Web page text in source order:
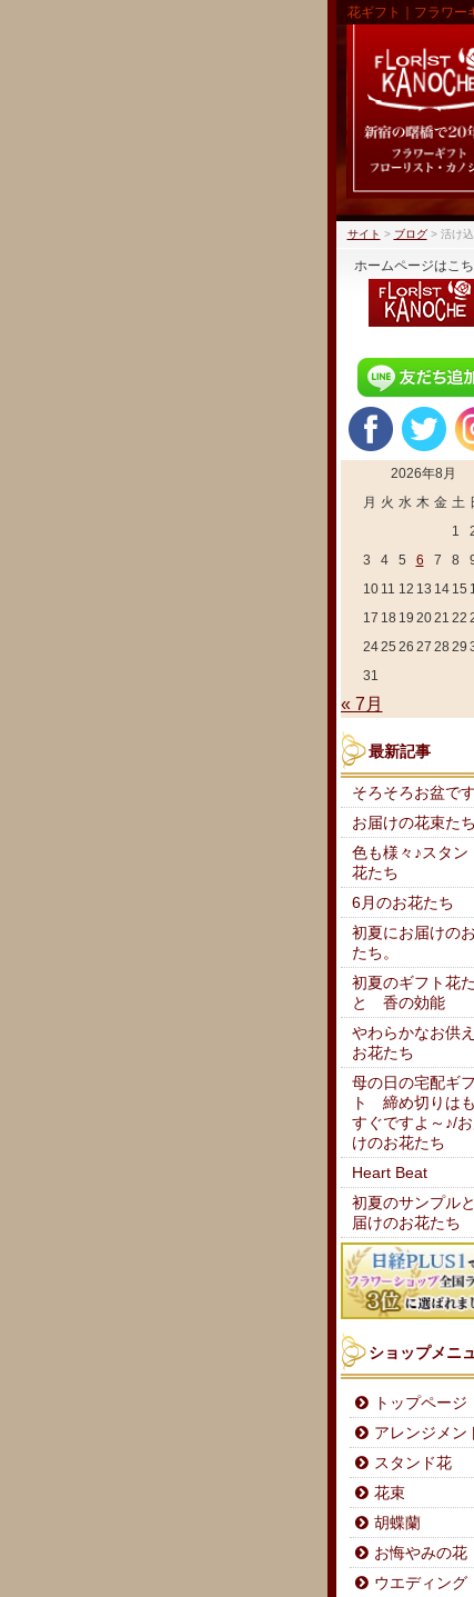
花ギフト｜フラワー
サイト > ブログ> 活け
ホームページはこ
2026年8月
月 火 水 木 金 土
1
3
4 5 6 7 8
10 11 12 13 14 15
17 18 19 2021 22
2425 26 27 28 29
31
« 7月
最新記事
そろそろお盆です
お届けの花束たち
色も様々♪スタン
花たち
6月のお花たち
初夏にお届けの
たち。
初夏のギフト花
と 香の効能
やわらかなお供
お花たち
母の日の宅配ギフ
ト 締め切りは
すぐですよ～♪/
けのお花たち
Heart Beat
初夏のサンプル
届けのお花たち
ショップメニ
トップページ
アレンジメン
スタンド花
花束
胡蝶蘭
お悔やみの花
ウエディング